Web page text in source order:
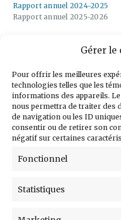
Gérer le
Pour offrir les meilleures
technologies telles que les
informations des appareils.
nous permettra de traiter des
de navigation ou les ID
consentir ou de retirer son
négatif sur certaines
Fonctionnel
Statistiques
Rapport annuel 2024-2025
Rapport annuel 2025-2026
notre
Courriel
Prénom
Poste